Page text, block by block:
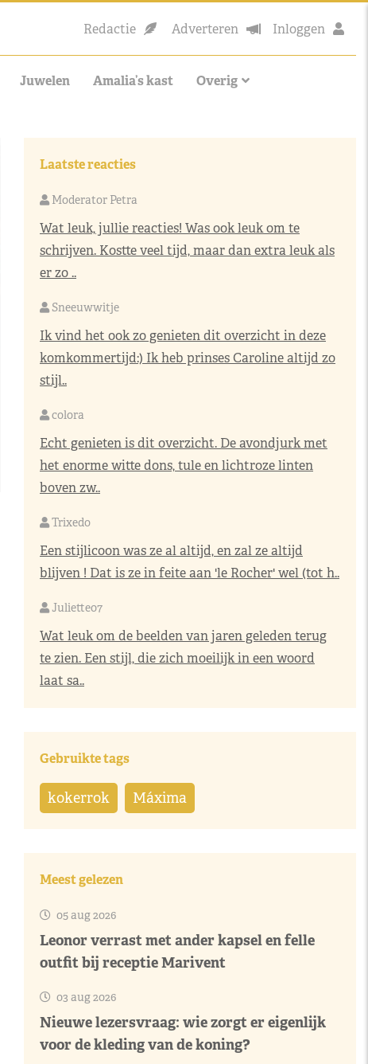
Redactie Adverteren Inloggen
Juwelen Amalia’s kast Overig
Laatste reacties
Moderator Petra
Wat leuk, jullie reacties! Was ook leuk om te
schrijven. Kostte veel tijd, maar dan extra leuk als
er zo ..
Sneeuwwitje
Ik vind het ook zo genieten dit overzicht in deze
komkommertijd:) Ik heb prinses Caroline altijd zo
stijl..
colora
Echt genieten is dit overzicht. De avondjurk met
het enorme witte dons, tule en lichtroze linten
boven zw..
Trixedo
Een stijlicoon was ze al altijd, en zal ze altijd
blijven ! Dat is ze in feite aan 'le Rocher' wel (tot h..
Juliette07
Wat leuk om de beelden van jaren geleden terug
te zien. Een stijl, die zich moeilijk in een woord
laat sa..
Gebruikte tags
kokerrok Máxima
Meest gelezen
05 aug 2026
Leonor verrast met ander kapsel en felle
outfit bij receptie Marivent
03 aug 2026
Nieuwe lezersvraag: wie zorgt er eigenlijk
voor de kleding van de koning?